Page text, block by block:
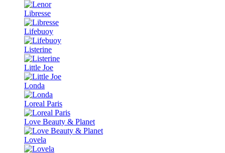
Libresse
Lifebuoy
Listerine
Little Joe
Londa
Loreal Paris
Love Beauty & Planet
Lovela